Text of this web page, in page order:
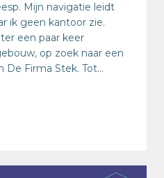
Mijn navigatie leidt
ik geen kantoor zie.
een paar keer
op zoek naar een
Firma Stek. Tot…